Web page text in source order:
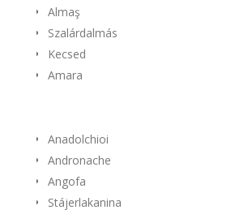
Almaş
Szalárdalmás
Kecsed
Amara
Anadolchioi
Andronache
Angofa
Stájerlakanina